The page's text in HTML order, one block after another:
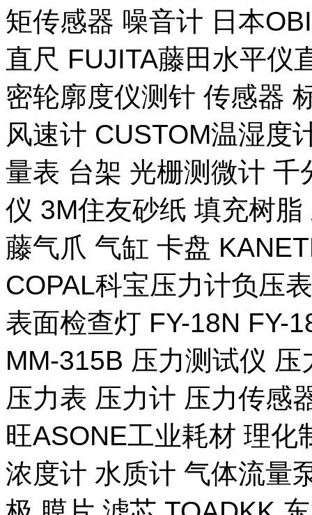
矩传感器 噪音计 日本
直尺 FUJITA藤田水平仪
密轮廓度仪测针 传感器
风速计 CUSTOM温湿度
量表 台架 光栅测微计
仪 3M住友砂纸 填充树
藤气爪 气缸 卡盘
COPAL科宝压力计负压
表面检查灯 FY-18N FY-
MM-315B 压力测试仪
压力表 压力计 压力传感
旺ASONE工业耗材 理化
浓度计 水质计 气体流量